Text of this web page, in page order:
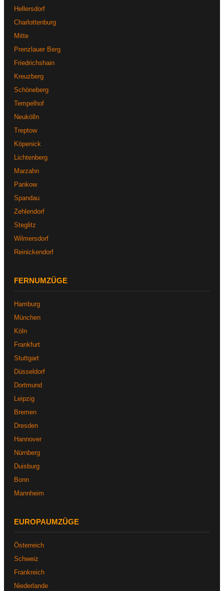
Hellersdorf
Charlottenburg
Mitte
Prenzlauer Berg
Friedrichshain
Kreuzberg
Schöneberg
Tempelhof
Neukölln
Treptow
Köpenick
Lichtenberg
Marzahn
Pankow
Spandau
Zehlendorf
Steglitz
Wilmersdorf
Reinickendorf
FERNUMZÜGE
Hamburg
München
Köln
Frankfurt
Stuttgart
Düsseldorf
Dortmund
Leipzig
Bremen
Dresden
Hannover
Nürnberg
Duisburg
Bonn
Mannheim
EUROPAUMZÜGE
Österreich
Schweiz
Frankreich
Niederlande